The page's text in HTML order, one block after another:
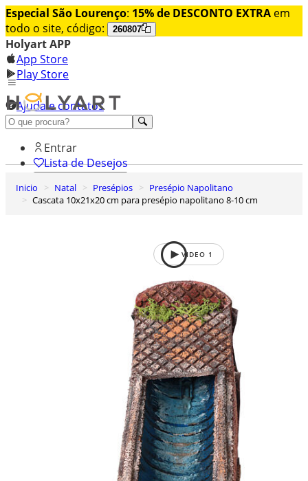
Especial São Lourenço: 15% de DESCONTO EXTRA em
todo o site, código:
260807
Holyart APP
App Store
Play Store
Ajuda e contatos
Conheça premium
Entrar
Lista de Desejos
Carrinho de Compras
Inicio Natal Presépios
Presépio Napolitano
Cascata 10x21x20 cm para presépio napolitano 8-10 cm
VIDEO 1